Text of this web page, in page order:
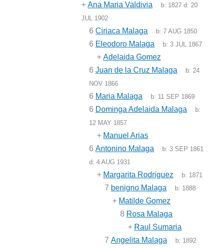
+ Ana Maria Valdivia b: 1827 d:20
JUL 1902
6 Ciriaca Malaga b:7 AUG 1850
6 Eleodoro Malaga b:3 JUL 1867
+ Adelaida Gomez
6 Juan de la Cruz Malaga b:24
NOV 1866
6 Maria Malaga b: 11 SEP 1869
6 Dominga Adelaida Malaga
b:
12 MAY 1857
+ Manuel Arias
6 Antonino Malaga b:3 SEP 1861
d: 4 AUG 1931
+ Margarita Rodriguez b: 1871
7 benigno Malaga b: 1888
+ Matilde Gomez
8 Rosa Malaga
+ Raul Sumaria
7 Angelita Malaga b: 1892